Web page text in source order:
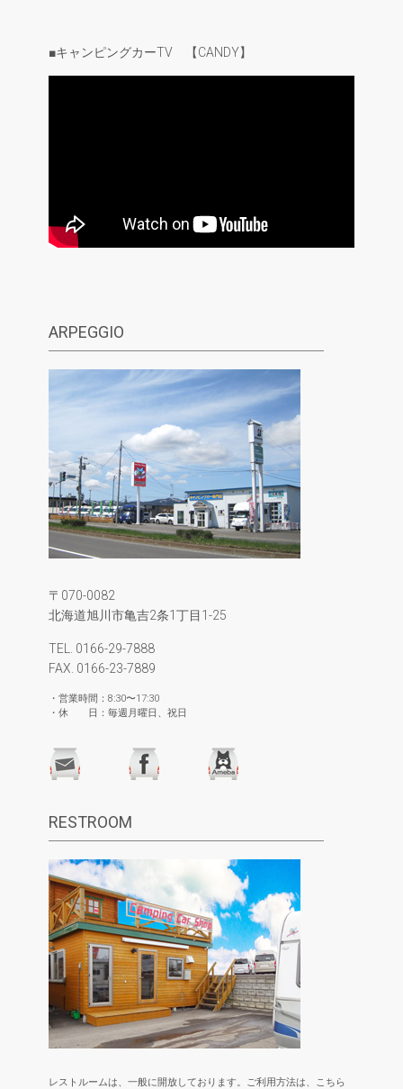
■キャンピングカーTV 【CANDY】
ARPEGGIO
〒070-0082
北海道旭川市亀吉2条1丁目1-25
TEL. 0166-29-7888
FAX. 0166-23-7889
・営業時間：8:30〜17:30
・休 日：毎週月曜日、祝日
RESTROOM
レストルームは、一般に開放しております。ご利用方法は、こちら